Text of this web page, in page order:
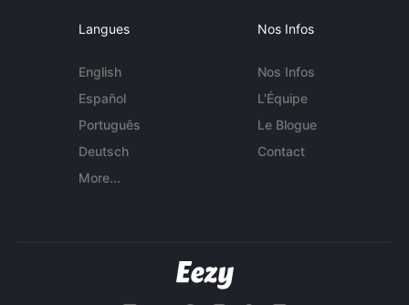
Langues
English
Español
Português
Deutsch
More...
Nos Infos
Nos Infos
L'Équipe
Le Blogue
Contact